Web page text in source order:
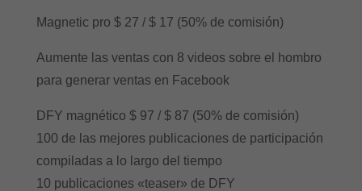
Magnetic pro $ 27 / $ 17 (50% de comisión)
Aumente las ventas con 8 videos sobre el hombro
para generar ventas en Facebook
DFY magnético $ 97 / $ 87 (50% de comisión)
100 de las mejores publicaciones de participación
compiladas a lo largo del tiempo
10 publicaciones «teaser» de DFY